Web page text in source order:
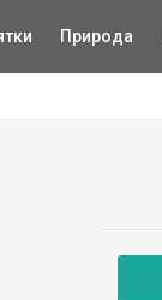
Природа